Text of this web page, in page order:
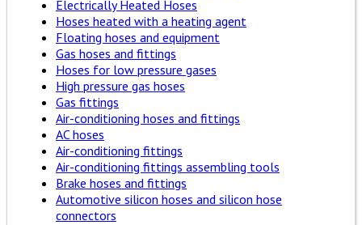
Electrically Heated Hoses
Hoses heated with a heating agent
Floating hoses and equipment
Gas hoses and fittings
Hoses for low pressure gases
High pressure gas hoses
Gas fittings
Air-conditioning hoses and fittings
AC hoses
Air-conditioning fittings
Air-conditioning fittings assembling tools
Brake hoses and fittings
Automotive silicon hoses and silicon hose
connectors